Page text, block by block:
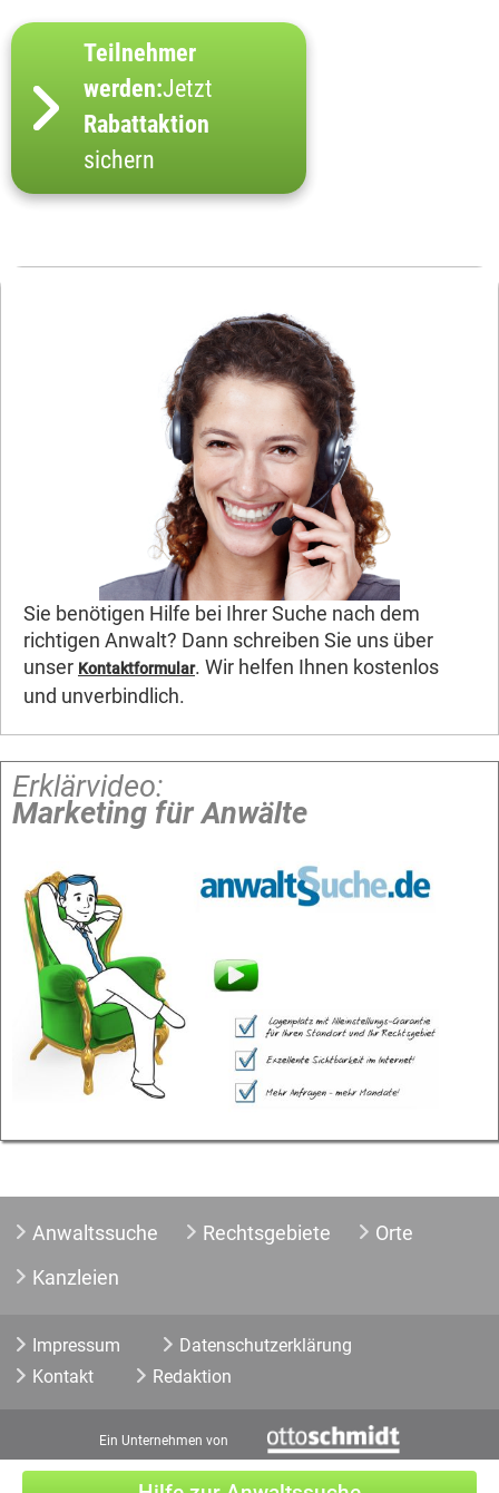
Teilnehmer
werden:Jetzt
Rabattaktion
sichern
Sie benötigen Hilfe bei Ihrer Suche nach dem
richtigen Anwalt? Dann schreiben Sie uns über
unser Kontaktformular. Wir helfen Ihnen kostenlos
und unverbindlich.
Erklärvideo:
Marketing für Anwälte
Anwaltssuche Rechtsgebiete
Orte
Kanzleien
Impressum
Datenschutzerklärung
Kontakt
Redaktion
Ein Unternehmen von